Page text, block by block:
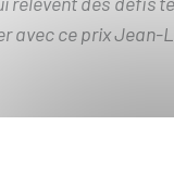
avec ce prix Jean-
SON